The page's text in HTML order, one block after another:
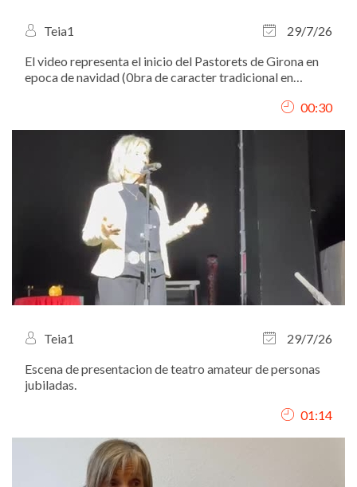
Teia1
29/7/26
El video representa el inicio del Pastorets de Girona en
epoca de navidad (0bra de caracter tradicional en
00:30
Teia1
29/7/26
Escena de presentacion de teatro amateur de personas
jubiladas.
01:14